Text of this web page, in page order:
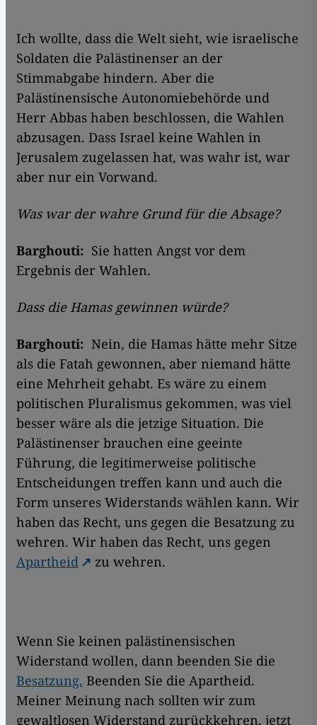
Ich wollte, dass die Welt sieht, wie israelische
Soldaten die Palästinenser an der
Stimmabgabe hindern. Aber die
Palästinensische Autonomiebehörde und
Herr Abbas haben beschlossen, die Wahlen
abzusagen. Dass Israel keine Wahlen in
Jerusalem zugelassen hat, was wahr ist, war
aber nur ein Vorwand.
Was war der wahre Grund für die Absage?
Barghouti: Sie hatten Angst vor dem
Ergebnis der Wahlen.
Dass die Hamas gewinnen würde?
Barghouti: Nein, die Hamas hätte mehr Sitze
als die Fatah gewonnen, aber niemand hätte
eine Mehrheit gehabt. Es wäre zu einem
politischen Pluralismus gekommen, was viel
besser wäre als die jetzige Situation. Die
Palästinenser brauchen eine geeinte
Führung, die legitimerweise politische
Entscheidungen treffen kann und auch die
Form unseres Widerstands wählen kann. Wir
haben das Recht, uns gegen die Besatzung zu
wehren. Wir haben das Recht, uns gegen
Apartheid
zu wehren.
Wenn Sie keinen palästinensischen
Widerstand wollen, dann beenden Sie die
Besatzung. Beenden Sie die Apartheid.
Meiner Meinung nach sollten wir zum
gewaltlosen Widerstand zurückkehren, jetzt